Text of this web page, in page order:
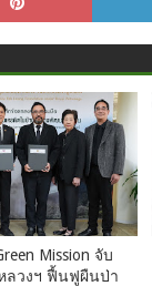
Mission จับ
ลวงฯ ฟื้นฟูผืนป่า